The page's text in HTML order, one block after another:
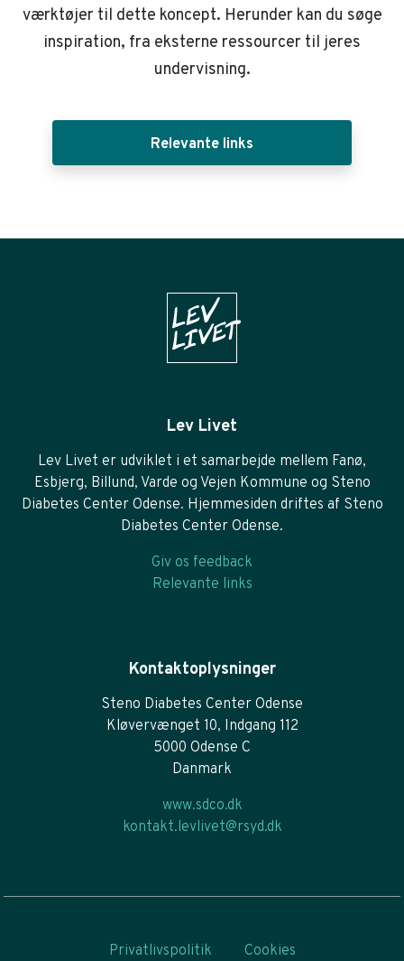
værktøjer til dette koncept. Herunder kan du søge
inspiration, fra eksterne ressourcer til jeres
undervisning.
Relevante links
Lev Livet
Lev Livet er udviklet i et samarbejde mellem Fanø,
Esbjerg, Billund, Varde og Vejen Kommune og Steno
Diabetes Center Odense. Hjemmesiden driftes af Steno
Diabetes Center Odense.
Giv os feedback
Relevante links
Kontaktoplysninger
Steno Diabetes Center Odense
Kløvervænget 10, Indgang 112
5000 Odense C
Danmark
www.sdco.dk
kontakt.levlivet@rsyd.dk
Privatlivspolitik Cookies